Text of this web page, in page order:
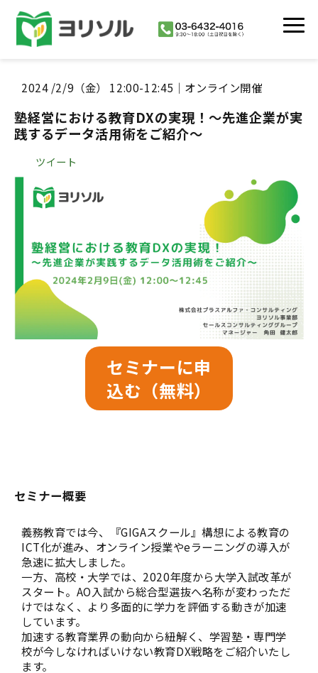
導入事例
イベント・セミナー
よくあるご質問
2024 /2/9（金） 12:00-12:45｜オンライン開催
塾経営における教育DXの実現！～先進企業が実
践するデータ活用術をご紹介～
ツイート
セミナーに申
込む（無料）
セミナー概要
義務教育では今、『GIGAスクール』構想による教育の
ICT化が進み、オンライン授業やeラーニングの導入が
急速に拡大しました。
一方、高校・大学では、2020年度から大学入試改革が
スタート。AO入試から総合型選抜へ名称が変わっただ
けではなく、より多面的に学力を評価する動きが加速
しています。
加速する教育業界の動向から紐解く、学習塾・専門学
校が今しなければいけない教育DX戦略をご紹介いたし
ます。